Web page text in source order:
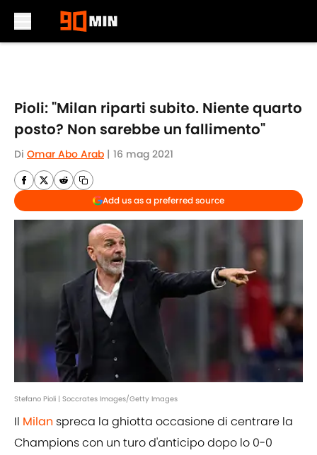
Pioli: "Milan riparti subito. Niente quarto
posto? Non sarebbe un fallimento"
Di Omar Abo Arab | 16 mag 2021
Add us as a preferred source
Stefano Pioli | Soccrates Images/Getty Images
Il Milan spreca la ghiotta occasione di centrare la
Champions con un turo d'anticipo dopo lo 0-0